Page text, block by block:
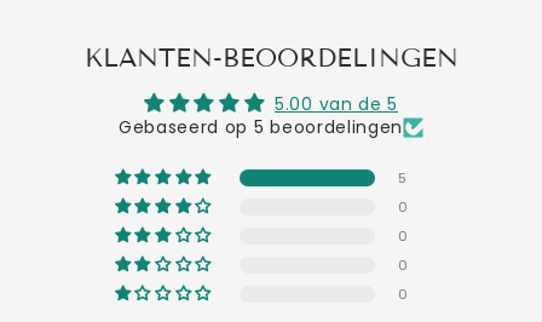
KLANTEN-BEOORDELINGEN
5.00 van de 5
Gebaseerd op 5 beoordelingen
5
0
0
0
0